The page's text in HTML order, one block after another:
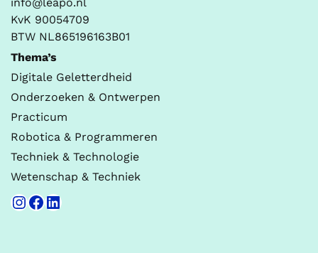
KvK 90054709
BTW NL865196163B01
Thema’s
Digitale Geletterdheid
Onderzoeken & Ontwerpen
Practicum
Robotica & Programmeren
Techniek & Technologie
Wetenschap & Techniek
Instagram
Facebook
LinkedIn